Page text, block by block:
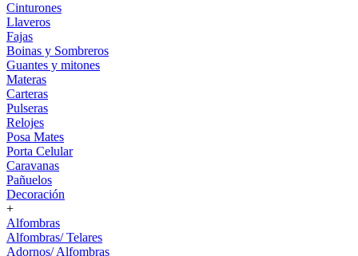
Cinturones
Llaveros
Fajas
Boinas y Sombreros
Guantes y mitones
Materas
Carteras
Pulseras
Relojes
Posa Mates
Porta Celular
Caravanas
Pañuelos
Decoración
+
Alfombras
Alfombras/ Telares
Adornos/ Alfombras